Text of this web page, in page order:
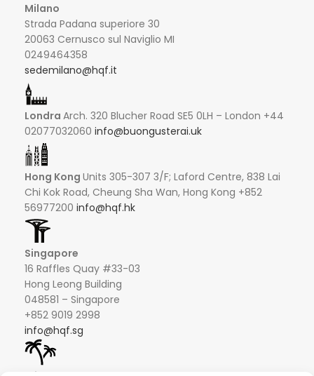
Milano
Strada Padana superiore 30
20063 Cernusco sul Naviglio MI
0249464358
sedemilano@hqf.it
Londra Arch. 320 Blucher Road SE5 0LH – London +44
02077032060 info@buongusterai.uk
Hong Kong Units 305-307 3/F; Laford Centre, 838 Lai
Chi Kok Road, Cheung Sha Wan, Hong Kong +852
56977200 info@hqf.hk
Singapore
16 Raffles Quay #33-03
Hong Leong Building
048581 – Singapore
+852 9019 2998
info@hqf.sg